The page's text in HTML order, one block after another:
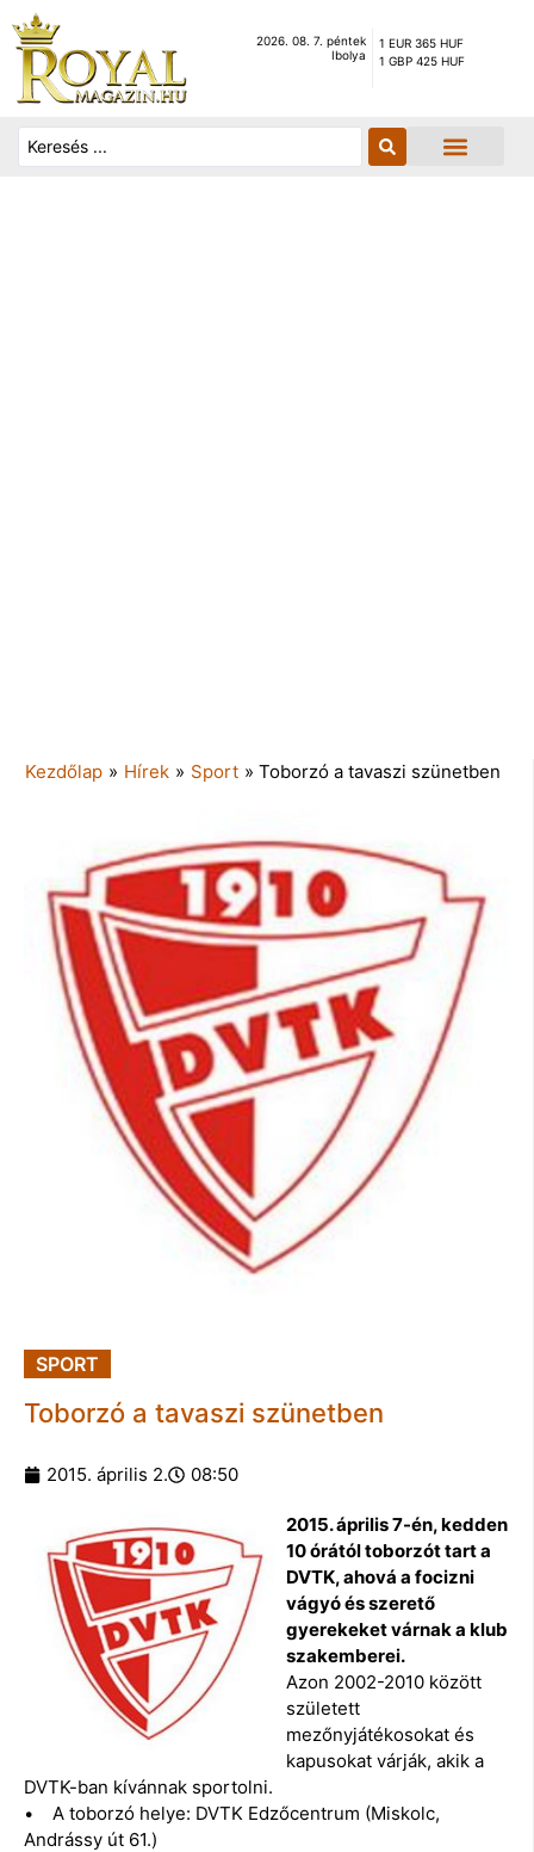
2026. 08. 7. péntek
Ibolya
1 EUR 365 HUF
1 GBP 425 HUF
Kezdőlap » Hírek » Sport » Toborzó a tavaszi szünetben
SPORT
Toborzó a tavaszi szünetben
2015. április 2. 08:50
2015. április 7-én, kedden
10 órától toborzót tart a
DVTK, ahová a focizni
vágyó és szerető
gyerekeket várnak a klub
szakemberei.
Azon 2002-2010 között
született
mezőnyjátékosokat és
kapusokat várják, akik a
DVTK-ban kívánnak sportolni.
• A toborzó helye: DVTK Edzőcentrum (Miskolc,
Andrássy út 61.)